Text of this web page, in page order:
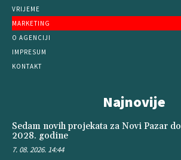
VRIJEME
MARKETING
O AGENCIJI
IMPRESUM
KONTAKT
Najnovije
Sedam novih projekata za Novi Pazar do
2028. godine
7. 08. 2026. 14:44